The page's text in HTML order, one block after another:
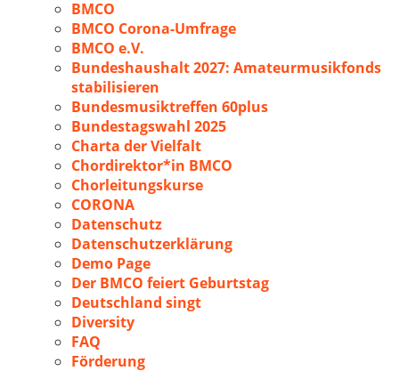
BMCO
BMCO Corona-Umfrage
BMCO e.V.
Bundeshaushalt 2027: Amateurmusikfonds
stabilisieren
Bundesmusiktreffen 60plus
Bundestagswahl 2025
Charta der Vielfalt
Chordirektor*in BMCO
Chorleitungskurse
CORONA
Datenschutz
Datenschutzerklärung
Demo Page
Der BMCO feiert Geburtstag
Deutschland singt
Diversity
FAQ
Förderung